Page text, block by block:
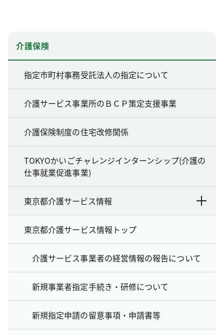
介護保険
指定市町村事務受託法人の指定について
介護サービス事業所のＢＣＰ策定支援事業
介護保険制度の住宅改修関係
TOKYOかいごチャレンジインターンシップ(介護の
仕事就業促進事業)
東京都介護サービス情報
東京都介護サービス情報トップ
介護サービス事業者の経営情報の報告について
新規事業者指定手続き・研修について
新規指定申請の留意事項・申請書等